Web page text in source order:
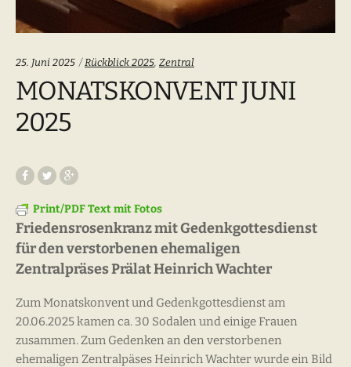
25. Juni 2025 Categories:
Rückblick 2025 Zentral
MONATSKONVENT JUNI
2025
Print/PDF Text mit Fotos
Friedensrosenkranz mit Gedenkgottesdienst
für den verstorbenen ehemaligen
Zentralpräses Prälat Heinrich Wachter
Zum Monatskonvent und Gedenkgottesdienst am
20.06.2025 kamen ca. 30 Sodalen und einige Frauen
zusammen. Zum Gedenken an den verstorbenen
ehemaligen Zentralpäses Heinrich Wachter wurde ein Bild